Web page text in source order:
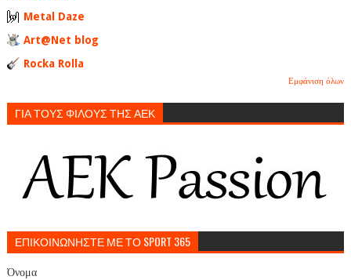
Metal Daze
Art@Net blog
Rocka Rolla
Εμφάνιση όλων
ΓΙΑ ΤΟΥΣ ΦΙΛΟΥΣ ΤΗΣ ΑΕΚ
ΕΠΙΚΟΙΝΩΝΗΣΤΕ ΜΕ ΤΟ SPORT 365
Όνομα